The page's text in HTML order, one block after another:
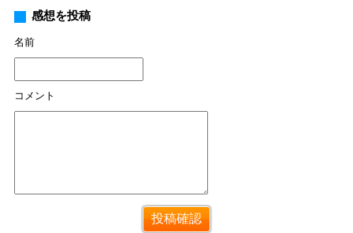
感想を投稿
名前
コメント